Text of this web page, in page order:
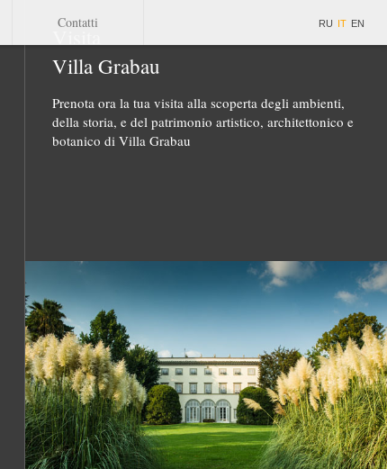
Contatti RU IT EN
Villa Grabau
Prenota ora la tua visita alla scoperta degli ambienti,
della storia, e del patrimonio artistico, architettonico e
botanico di Villa Grabau